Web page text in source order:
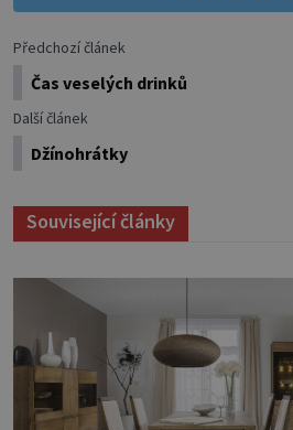
Předchozí článek
Čas veselých drinků
Další článek
Džínohrátky
Související články